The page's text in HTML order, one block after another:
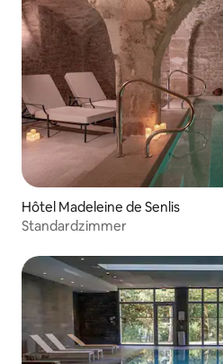
Hôtel Madeleine de Senlis
Standardzimmer